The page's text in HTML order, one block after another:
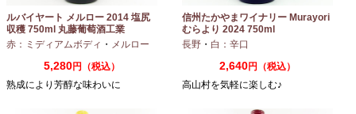
ルバイヤート メルロー 2014 塩尻
収穫 750ml 丸藤葡萄酒工業
赤：ミディアムボディ ・ メルロー
5,280円（税込）
熟成により芳醇な味わいに
信州たかやまワイナリー Murayori
むらより 2024 750ml
長野 ・ 白：辛口
2,640円（税込）
高山村を気軽に楽しむ♪